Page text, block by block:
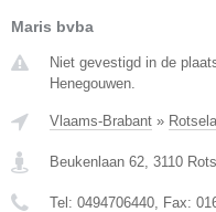
Maris bvba
Niet gevestigd in de
Henegouwen.
Vlaams-Brabant »
Beukenlaan 62, 3110
Tel: 0494706440, Fax: